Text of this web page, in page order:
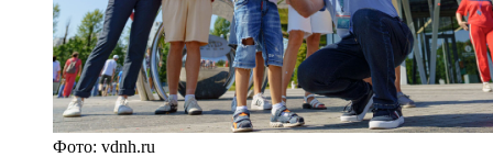
Фото: vdnh.ru